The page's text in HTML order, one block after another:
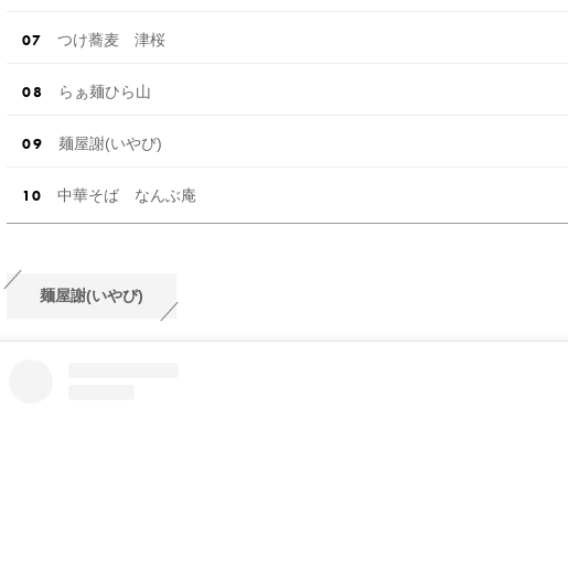
つけ蕎麦 津桜
らぁ麺ひら山
麺屋謝(いやび)
中華そば なんぶ庵
麺屋謝(いやび)